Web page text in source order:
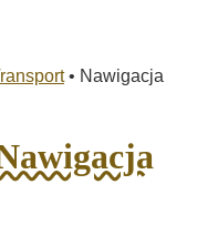
• Nawigacja